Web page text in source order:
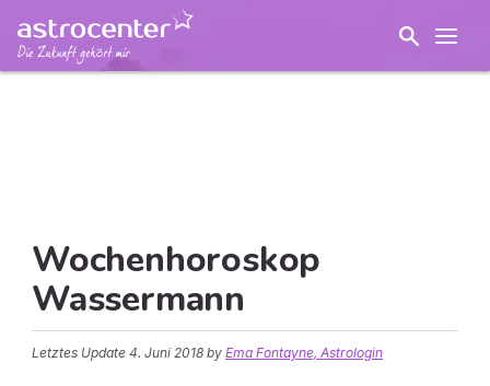
Wochenhoroskop
Wassermann
Letztes Update 4. Juni 2018 by Ema Fontayne, Astrologin